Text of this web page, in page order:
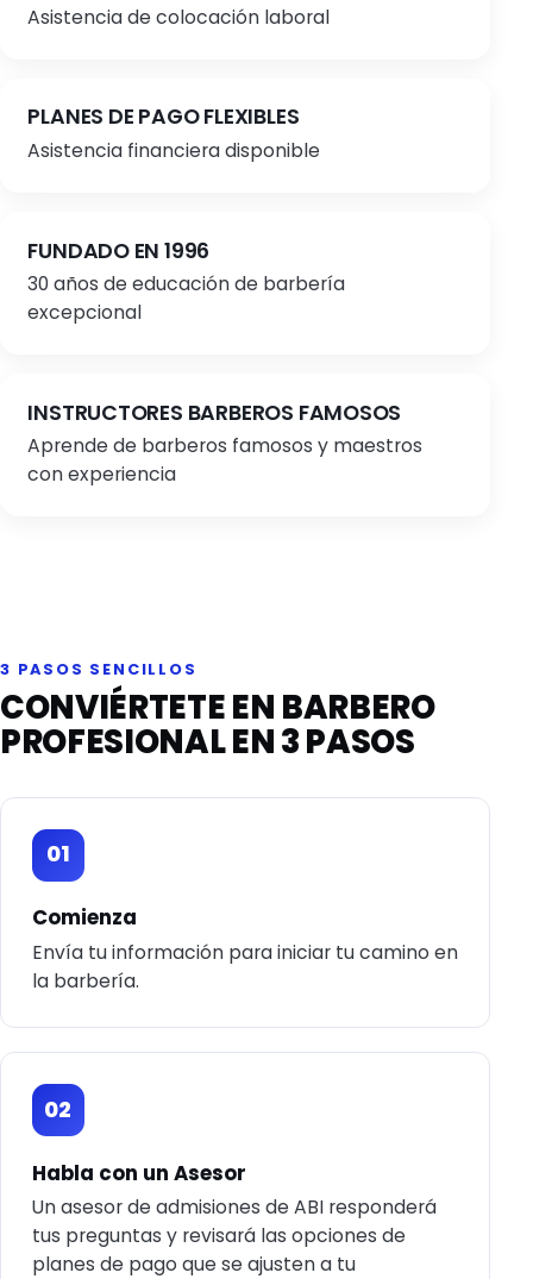
Asistencia de colocación laboral
PLANES DE PAGO FLEXIBLES
Asistencia financiera disponible
FUNDADO EN 1996
30 años de educación de barbería
excepcional
INSTRUCTORES BARBEROS FAMOSOS
Aprende de barberos famosos y maestros
con experiencia
3 PASOS SENCILLOS
CONVIÉRTETE EN BARBERO
PROFESIONAL EN 3 PASOS
01
Comienza
Envía tu información para iniciar tu camino en
la barbería.
02
Habla con un Asesor
Un asesor de admisiones de ABI responderá
tus preguntas y revisará las opciones de
planes de pago que se ajusten a tu